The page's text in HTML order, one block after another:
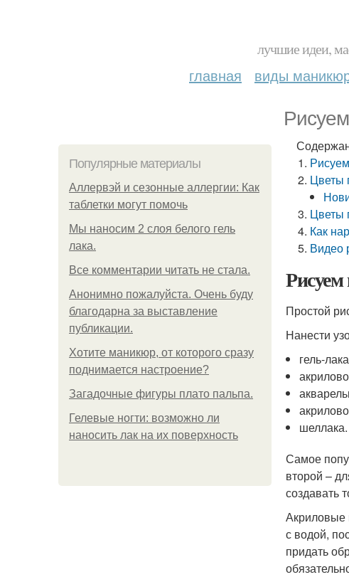
лучшие идеи,
главная виды
Популярные материалы
Аллервэй и сезонные аллергии: Как
таблетки могут помочь
Мы наносим 2 слоя белого гель
лака.
Все комментарии читать не стала.
Анонимно пожалуйста. Очень буду
благодарна за выставление
публикации.
Хотите маникюр, от которого сразу
поднимается настроение?
Загадочные фигуры плато пальпа.
Гелевые ногти: возможно ли
наносить лак на их поверхность
Цветы
Цветы
Как
Видео
Простой
Нанести
гель-
шеллака.
Самое
второй –
создавать
Акриловые
с водой,
придать